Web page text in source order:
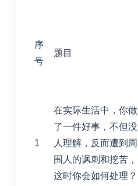
序
号
题目
1
在实际生活中，你做
了一件好事，不但没
人理解，反而遭到周
围人的讽刺和挖苦，
这时你会如何处理？